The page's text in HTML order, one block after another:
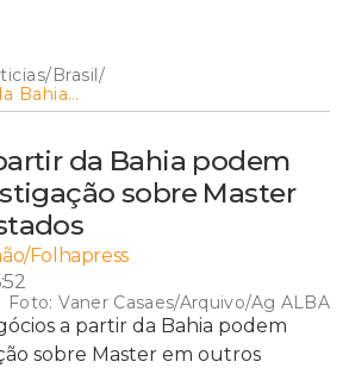
/Brasil/
Bahia
da Bahia podem
sobre Master
Folhapress
Foto:Vaner Casaes/Arquivo/Ag ALBA